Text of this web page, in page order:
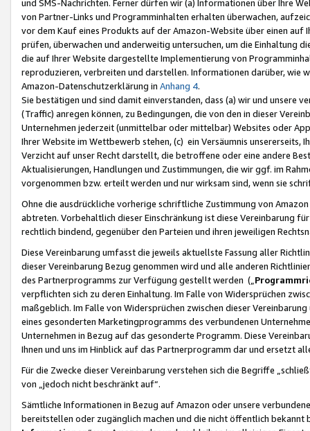
und SMS-Nachrichten. Ferner dürfen wir (a) Informationen über Ihre
von Partner-Links und Programminhalten erhalten überwachen,
vor dem Kauf eines Produkts auf der Amazon-Website über einen
prüfen, überwachen und anderweitig untersuchen, um die Einhaltung
die auf Ihrer Website dargestellte Implementierung von
reproduzieren, verbreiten und darstellen. Informationen darüber, wie
Amazon-Datenschutzerklärung in Anhang 4.
Sie bestätigen und sind damit einverstanden, dass (a) wir und
(Traffic) anregen können, zu Bedingungen, die von den in dieser
Unternehmen jederzeit (unmittelbar oder mittelbar) Websites oder
Ihrer Website im Wettbewerb stehen, (c) ein Versäumnis unsererseits,
Verzicht auf unser Recht darstellt, die betroffene oder eine andere
Aktualisierungen, Handlungen und Zustimmungen, die wir ggf. im
vorgenommen bzw. erteilt werden und nur wirksam sind, wenn sie
Ohne die ausdrückliche vorherige schriftliche Zustimmung von
abtreten. Vorbehaltlich dieser Einschränkung ist diese Vereinbarung
rechtlich bindend, gegenüber den Parteien und ihren jeweiligen
Diese Vereinbarung umfasst die jeweils aktuellste Fassung aller
dieser Vereinbarung Bezug genommen wird und alle anderen
des Partnerprogramms zur Verfügung gestellt werden („
verpflichten sich zu deren Einhaltung. Im Falle von Widersprüchen
maßgeblich. Im Falle von Widersprüchen zwischen dieser
eines gesonderten Marketingprogramms des verbundenen
Unternehmen in Bezug auf das gesonderte Programm. Diese
Ihnen und uns im Hinblick auf das Partnerprogramm dar und ersetzt
Für die Zwecke dieser Vereinbarung verstehen sich die Begriffe
von „jedoch nicht beschränkt auf“.
Sämtliche Informationen in Bezug auf Amazon oder unsere
bereitstellen oder zugänglich machen und die nicht öffentlich